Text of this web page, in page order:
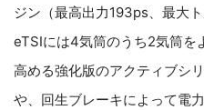
ジン（最高出力193ps、最大
eTSIには4気筒のうち2気筒を
高める強化版のアクティブシ
や、回生ブレーキによって電